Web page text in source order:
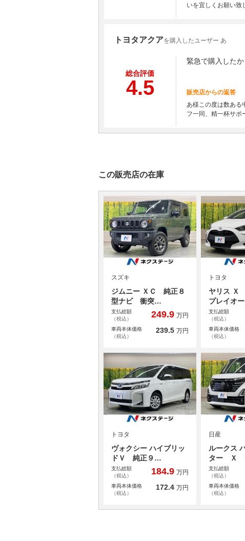
いを宜しくお願い致
トヨタアクアを購入したユーザー あ
総合評価
4.5
緊急で購入した
販売店からの返答
あ様この度は数ある
フ一同、精一杯サポ
この販売店の在庫
スズキ
ジムニー ＸＣ 純正８
型ナビ 衝突…
支払総額
（税込）
249.9 万円
車両本体価格
（税込）
239.5 万円
トヨタ
ヤリス Ｘ
プレイオ
支払総額
（税込）
車両本体価格
（税込）
トヨタ
ヴォクシー ハイブリッ
ドＶ 純正９…
支払総額
（税込）
184.9 万円
車両本体価格
（税込）
172.4 万円
日産
ルークス
ター Ｘ
支払総額
（税込）
車両本体価格
（税込）